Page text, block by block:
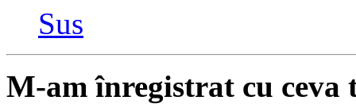
Sus
M-am înregistrat cu